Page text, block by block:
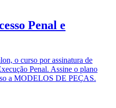
Penal e
o curso por assinatura de
Penal. Assine o plano
a MODELOS DE PEÇAS.